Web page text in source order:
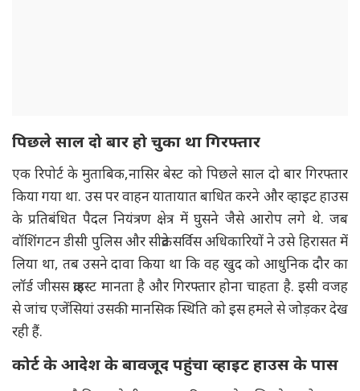
पिछले साल दो बार हो चुका था गिरफ्तार
एक रिपोर्ट के मुताबिक,नासिर बेस्ट को पिछले साल दो बार गिरफ्तार
किया गया था. उस पर वाहन यातायात बाधित करने और व्हाइट हाउस
के प्रतिबंधित पैदल नियंत्रण क्षेत्र में घुसने जैसे आरोप लगे थे. जब
वॉशिंगटन डीसी पुलिस और सीक्रेट सर्विस अधिकारियों ने उसे हिरासत में
लिया था, तब उसने दावा किया था कि वह खुद को आधुनिक दौर का
लॉर्ड जीसस क्राइस्ट मानता है और गिरफ्तार होना चाहता है. इसी वजह
से जांच एजेंसियां उसकी मानसिक स्थिति को इस हमले से जोड़कर देख
रही हैं.
कोर्ट के आदेश के बावजूद पहुंचा व्हाइट हाउस के पास